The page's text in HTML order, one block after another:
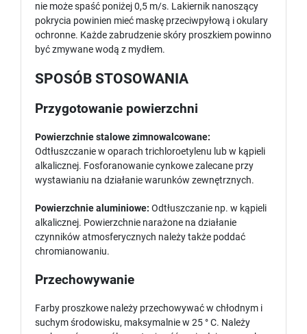
nie może spaść poniżej 0,5 m/s. Lakiernik nanoszący
pokrycia powinien mieć maskę przeciwpyłową i okulary
ochronne. Każde zabrudzenie skóry proszkiem powinno
być zmywane wodą z mydłem.
SPOSÓB STOSOWANIA
Przygotowanie powierzchni
Powierzchnie stalowe zimnowalcowane:
Odtłuszczanie w oparach trichloroetylenu lub w kąpieli
alkalicznej. Fosforanowanie cynkowe zalecane przy
wystawianiu na działanie warunków zewnętrznych.
Powierzchnie aluminiowe: Odtłuszczanie np. w kąpieli
alkalicznej. Powierzchnie narażone na działanie
czynników atmosferycznych należy także poddać
chromianowaniu.
Przechowywanie
Farby proszkowe należy przechowywać w chłodnym i
suchym środowisku, maksymalnie w 25 ° C. Należy